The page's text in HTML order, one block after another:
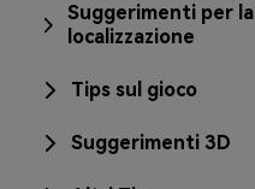
Suggerimenti per la
localizzazione
Tips sul gioco
Suggerimenti 3D